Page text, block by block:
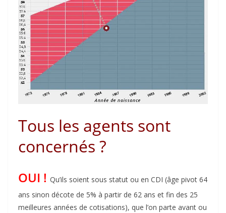
Tous les agents sont
concernés ?
OUI ! Qu’ils soient sous statut ou en CDI (âge pivot 64
ans sinon décote de 5% à partir de 62 ans et fin des 25
meilleures années de cotisations), que l’on parte avant ou